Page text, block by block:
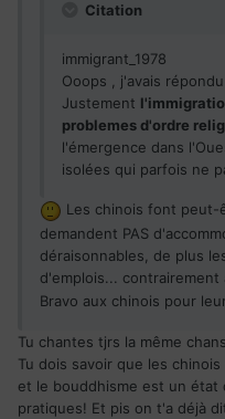
Citation
immigrant_1978
Ooops , j'avais
Justement
problemes d'ordre
l'émergence dans
isolées qui parfois ne
Les chinois font peut-
demandent PAS
déraisonnables, de plus
d'emplois... contrairement
Bravo aux chinois pour
Tu chantes tjrs la même
Tu dois savoir que les
et le bouddhisme est un état
pratiques! Et pis on t'a déjà